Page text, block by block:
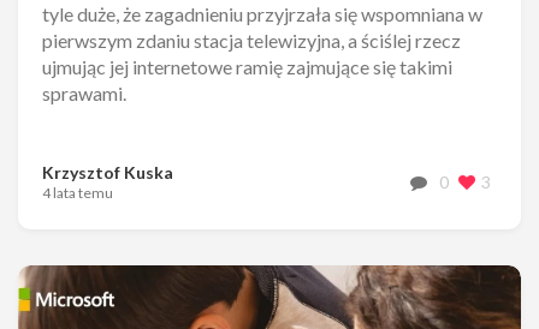
tyle duże, że zagadnieniu przyjrzała się wspomniana w
pierwszym zdaniu stacja telewizyjna, a ściślej rzecz
ujmując jej internetowe ramię zajmujące się takimi
sprawami.
Krzysztof Kuska
4 lata temu
0 3